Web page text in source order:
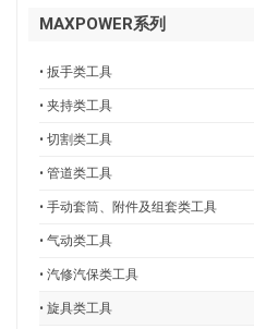
MAXPOWER系列
• 扳手类工具
• 夹持类工具
• 切割类工具
• 管道类工具
• 手动套筒、附件及组套类工具
• 气动类工具
• 汽修汽保类工具
• 旋具类工具